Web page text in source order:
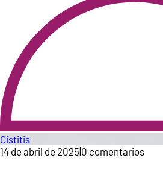
Cistitis
14 de abril de 2025 0 comentarios